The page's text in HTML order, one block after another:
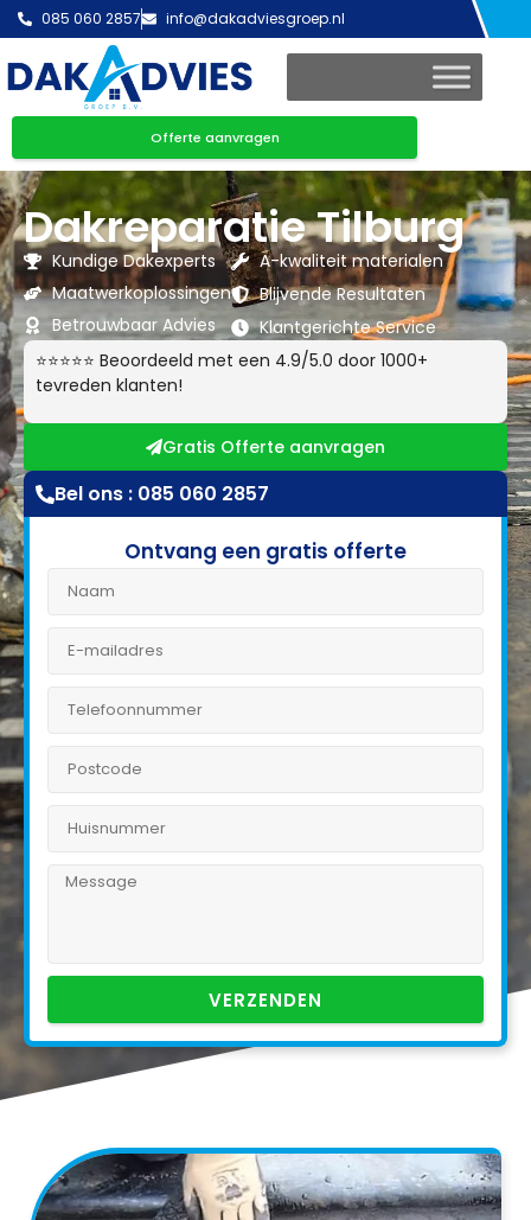
085 060 2857 info@dakadviesgroep.nl
Offerte aanvragen
Dakreparatie Tilburg
Kundige Dakexperts
Maatwerkoplossingen
Betrouwbaar Advies
A-kwaliteit materialen
Blijvende Resultaten
Klantgerichte Service
⭐⭐⭐⭐⭐ Beoordeeld met een 4.9/5.0 door 1000+
tevreden klanten!
Gratis Offerte aanvragen
Bel ons : 085 060 2857
Ontvang een gratis offerte
VERZENDEN